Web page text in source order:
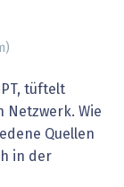
tüftelt
Netzwerk. Wie
Quellen
in der